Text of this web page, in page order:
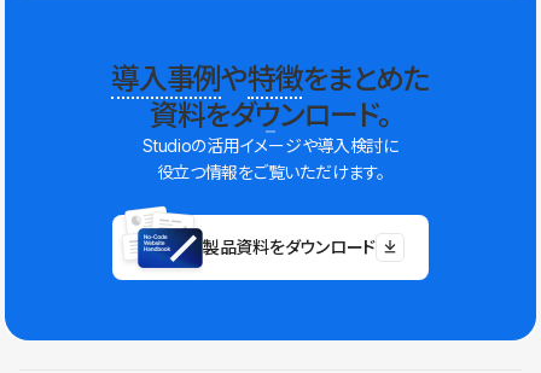
導入事例や特徴をまとめた
資料をダウンロード。
Studioの活用イメージや導入検討に
役立つ情報をご覧いただけます。
製品資料をダウンロード